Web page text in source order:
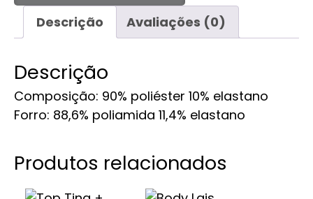
Descrição Avaliações (0)
Descrição
Composição: 90% poliéster 10% elastano
Forro: 88,6% poliamida 11,4% elastano
Produtos relacionados